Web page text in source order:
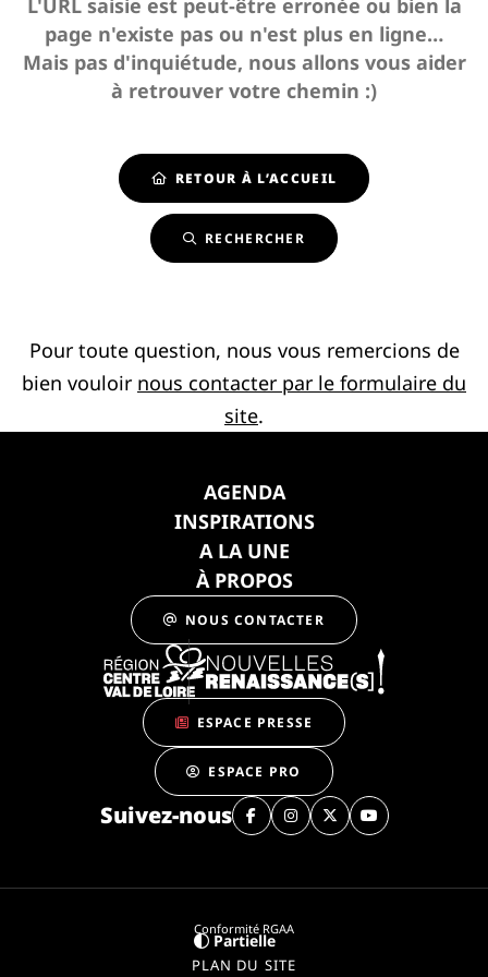
L'URL saisie est peut-être erronée ou bien la
page n'existe pas ou n'est plus en ligne…
Mais pas d'inquiétude, nous allons vous aider
à retrouver votre chemin :)
RETOUR À L’ACCUEIL
RECHERCHER
Pour toute question, nous vous remercions de
bien vouloir nous contacter par le formulaire du
site.
AGENDA
INSPIRATIONS
A LA UNE
À PROPOS
NOUS CONTACTER
ESPACE PRESSE
ESPACE PRO
Suivez-nous
Conformité RGAA
Partielle
PLAN DU SITE